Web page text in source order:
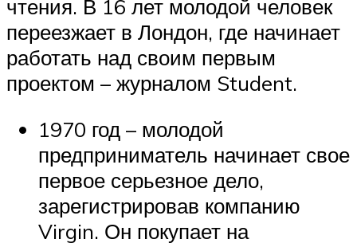
чтения. В 16 лет молодой человек
переезжает в Лондон, где начинает
работать над своим первым
проектом – журналом Student.
1970 год – молодой
предприниматель начинает свое
первое серьезное дело,
зарегистрировав компанию
Virgin. Он покупает на